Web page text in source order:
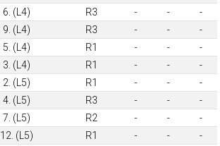
6. (L4) R3 - -
-
9. (L4) R3 - -
-
5. (L4) R1 - -
-
3. (L4) R1 - -
-
2. (L5) R1 - -
-
4. (L5) R3 - -
-
7. (L5) R2 - -
-
12. (L5) R1 - - -